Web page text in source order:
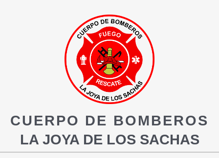
CUERPO DE BOMBEROS
LA JOYA DE LOS SACHAS